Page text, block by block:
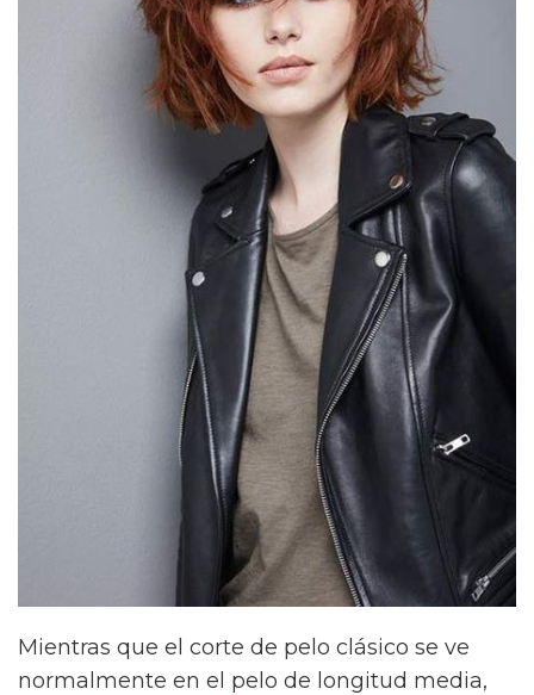
Mientras que el corte de pelo clásico se ve
normalmente en el pelo de longitud media,